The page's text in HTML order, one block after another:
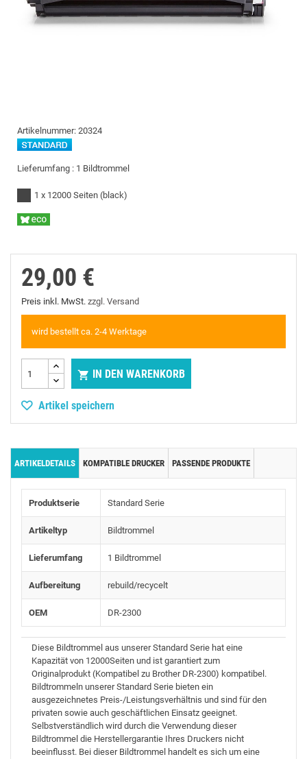
Artikelnummer: 20324
Lieferumfang : 1 Bildtrommel
1 x 12000 Seiten (black)
29,00 €
Preis inkl. MwSt. zzgl. Versand
wird bestellt ca. 2-4 Werktage
 IN DEN WARENKORB
Artikel speichern
ARTIKELDETAILS KOMPATIBLE DRUCKER PASSENDE PRODUKTE
Produktserie Standard Serie
Artikeltyp Bildtrommel
Lieferumfang 1 Bildtrommel
Aufbereitung rebuild/recycelt
OEM DR-2300
Diese Bildtrommel aus unserer Standard Serie hat eine
Kapazität von 12000Seiten und ist garantiert zum
Originalprodukt (Kompatibel zu Brother DR-2300) kompatibel.
Bildtrommeln unserer Standard Serie bieten ein
ausgezeichnetes Preis-/Leistungsverhältnis und sind für den
privaten sowie auch geschäftlichen Einsatz geeignet.
Selbstverständlich wird durch die Verwendung dieser
Bildtrommel die Herstellergarantie Ihres Druckers nicht
beeinflusst. Bei dieser Bildtrommel handelt es sich um eine